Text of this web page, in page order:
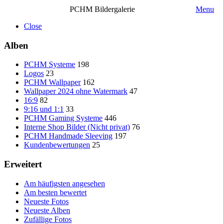
PCHM Bildergalerie
Menu
Close
Alben
PCHM Systeme 198
Logos 23
PCHM Wallpaper 162
Wallpaper 2024 ohne Watermark 47
16:9 82
9:16 und 1:1 33
PCHM Gaming Systeme 446
Interne Shop Bilder (Nicht privat) 76
PCHM Handmade Sleeving 197
Kundenbewertungen 25
Erweitert
Am häufigsten angesehen
Am besten bewertet
Neueste Fotos
Neueste Alben
Zufällige Fotos